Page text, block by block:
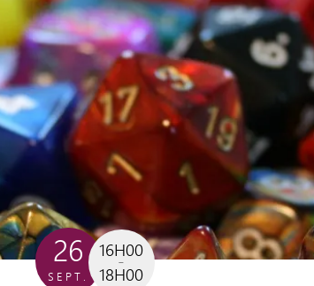
26
SEPT.
16H00
18H00